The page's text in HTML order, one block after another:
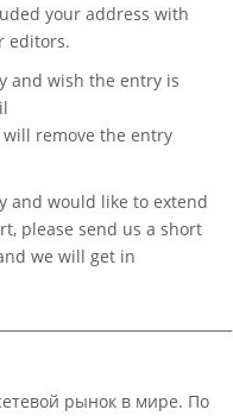
your address with
editors.
and wish the entry is
remove the entry
and would like to extend
please send us a short
we will get in
рынок в мире. По